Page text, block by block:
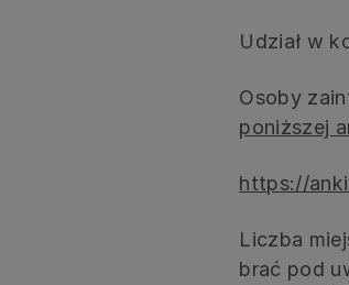
Udział w
Osoby
poniższej
https://
Liczba
brać pod